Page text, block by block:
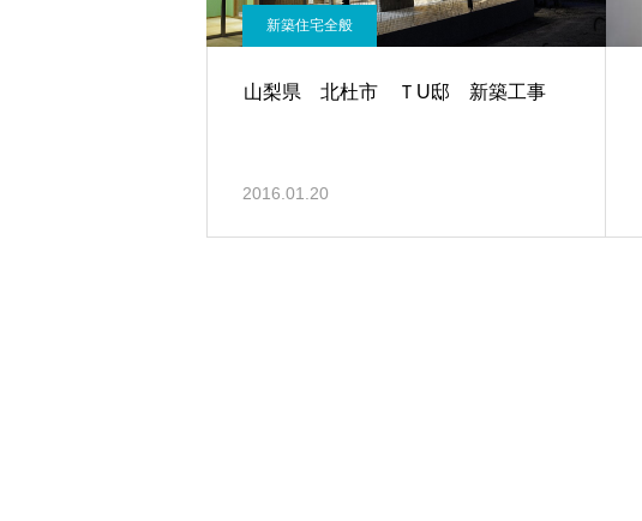
新築住宅全般
山梨県 北杜市 ＴU邸 新築工事
2016.01.20